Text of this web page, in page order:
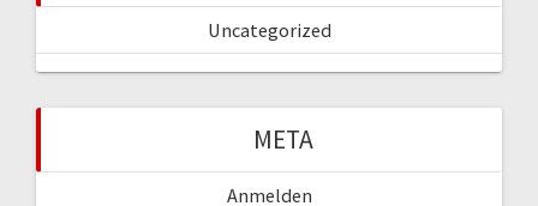
Uncategorized
META
Anmelden